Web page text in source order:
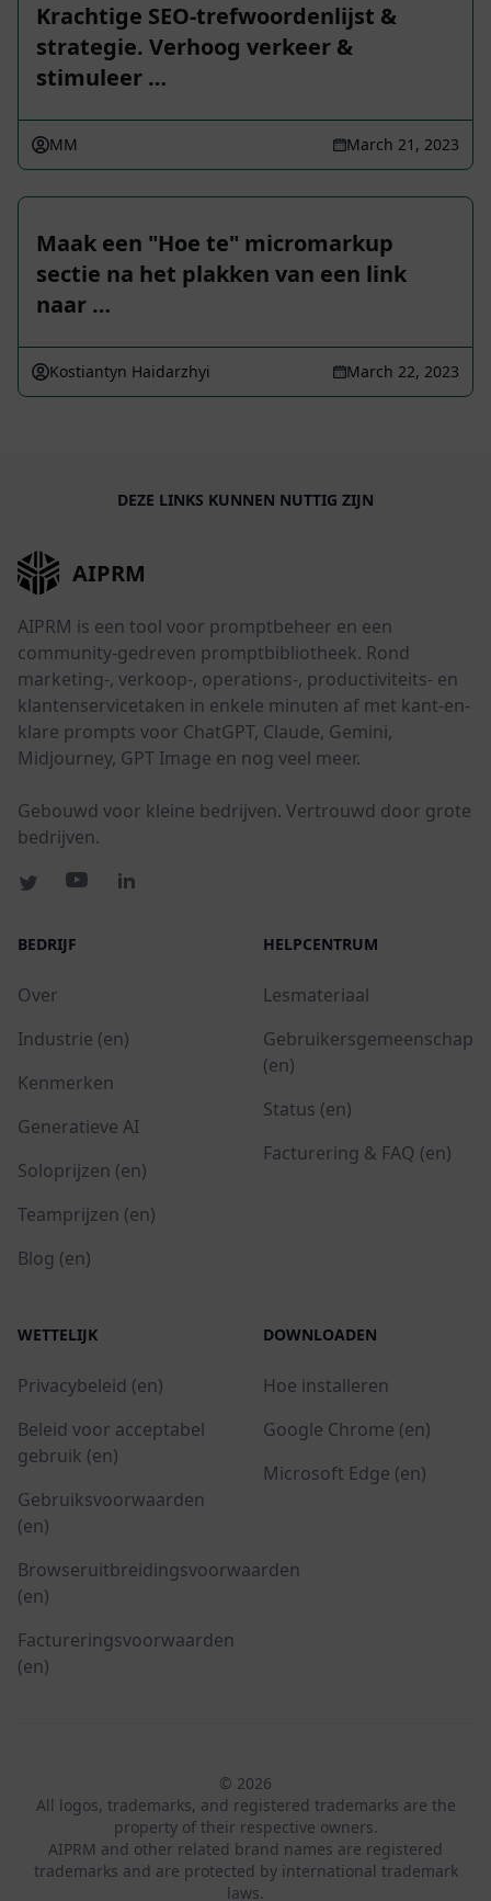
Krachtige SEO-trefwoordenlijst &
strategie. Verhoog verkeer &
stimuleer …
MM March 21, 2023
Maak een "Hoe te" micromarkup
sectie na het plakken van een link
naar …
Kostiantyn Haidarzhyi March 22, 2023
DEZE LINKS KUNNEN NUTTIG ZIJN
AIPRM
AIPRM is een tool voor promptbeheer en een
community-gedreven promptbibliotheek. Rond
marketing-, verkoop-, operations-, productiviteits- en
klantenservicetaken in enkele minuten af met kant-en-
klare prompts voor ChatGPT, Claude, Gemini,
Midjourney, GPT Image en nog veel meer.
Gebouwd voor kleine bedrijven. Vertrouwd door grote
bedrijven.
BEDRIJF
Over
Industrie (en)
Kenmerken
Generatieve AI
Soloprijzen (en)
Teamprijzen (en)
Blog (en)
HELPCENTRUM
Lesmateriaal
Gebruikersgemeenschap
(en)
Status (en)
Facturering & FAQ (en)
WETTELIJK
Privacybeleid (en)
Beleid voor acceptabel
gebruik (en)
Gebruiksvoorwaarden
(en)
Browseruitbreidingsvoorwaarden
(en)
Factureringsvoorwaarden
(en)
DOWNLOADEN
Hoe installeren
Google Chrome (en)
Microsoft Edge (en)
© 2026
All logos, trademarks, and registered trademarks are the
property of their respective owners.
AIPRM and other related brand names are registered
trademarks and are protected by international trademark
laws.